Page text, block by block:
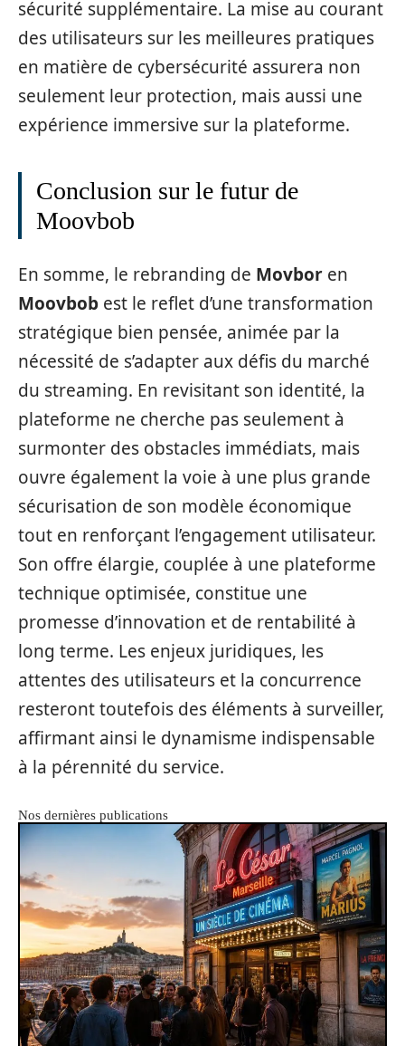
sécurité supplémentaire. La mise au courant
des utilisateurs sur les meilleures pratiques
en matière de cybersécurité assurera non
seulement leur protection, mais aussi une
expérience immersive sur la plateforme.
Conclusion sur le futur de
Moovbob
En somme, le rebranding de Movbor en
Moovbob est le reflet d’une transformation
stratégique bien pensée, animée par la
nécessité de s’adapter aux défis du marché
du streaming. En revisitant son identité, la
plateforme ne cherche pas seulement à
surmonter des obstacles immédiats, mais
ouvre également la voie à une plus grande
sécurisation de son modèle économique
tout en renforçant l’engagement utilisateur.
Son offre élargie, couplée à une plateforme
technique optimisée, constitue une
promesse d’innovation et de rentabilité à
long terme. Les enjeux juridiques, les
attentes des utilisateurs et la concurrence
resteront toutefois des éléments à surveiller,
affirmant ainsi le dynamisme indispensable
à la pérennité du service.
Nos dernières publications